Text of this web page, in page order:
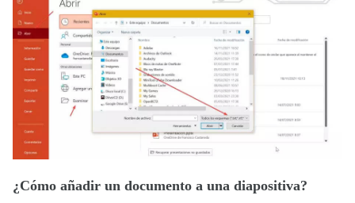
¿Cómo añadir un documento a una diapositiva?